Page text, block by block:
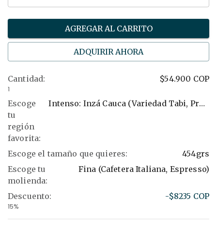
AGREGAR AL CARRITO
ADQUIRIR AHORA
Cantidad:
1
$54.900 COP
Escoge
tu
región
favorita:
Intenso: Inzá Cauca (variedad Tabi, Proceso Lavado)
Escoge el tamaño que quieres:
454grs
Escoge tu
molienda:
Fina (Cafetera Italiana, Espresso)
Descuento:
15%
-$8235 COP